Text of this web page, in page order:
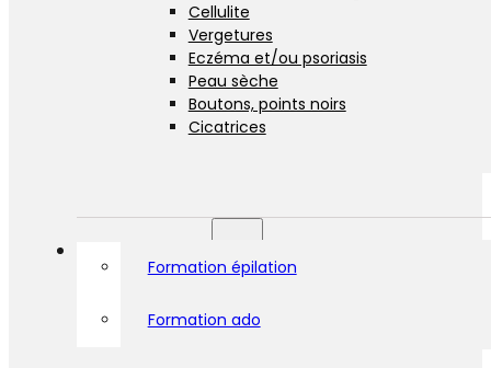
Cellulite
Vergetures
Eczéma et/ou psoriasis
Peau sèche
Boutons, points noirs
Cicatrices
Formation épilation
Formation ado